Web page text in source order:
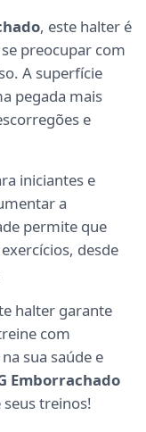
, este halter é
preocupar com
A superfície
pegada mais
e
iniciantes e
a
permite que
desde
halter garante
com
sua saúde e
Emborrachado
treinos!